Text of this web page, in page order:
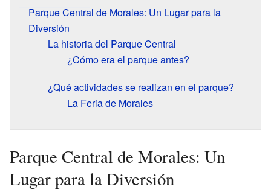
Parque Central de Morales: Un Lugar para la
Diversión
La historia del Parque Central
¿Cómo era el parque antes?
¿Qué actividades se realizan en el parque?
La Feria de Morales
Parque Central de Morales: Un
Lugar para la Diversión